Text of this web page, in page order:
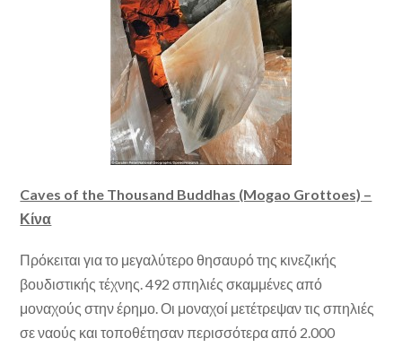
Caves of the Thousand Buddhas (Mogao Grottoes) –
Κίνα
Πρόκειται για το μεγαλύτερο θησαυρό της κινεζικής
βουδιστικής τέχνης. 492 σπηλιές σκαμμένες από
μοναχούς στην έρημο. Οι μοναχοί μετέτρεψαν τις σπηλιές
σε ναούς και τοποθέτησαν περισσότερα από 2.000